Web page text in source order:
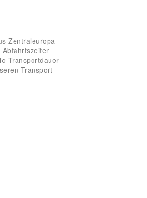
Zentraleuropa
Transportdauer
Transport-